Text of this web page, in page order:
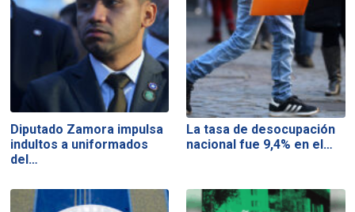
Diputado Zamora impulsa
indultos a uniformados
del…
La tasa de desocupación
nacional fue 9,4% en el…